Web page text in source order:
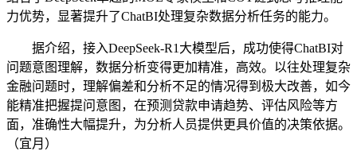
力优势，显著提升了ChatBI处理复杂数据分析任务的能力。
据介绍，接入DeepSeek-R1大模型后，成功使得ChatBI对
问题意图理解，数据分析变得更加精准，高效。以往处理复杂
金融问题时，理解偏差和分析不足的情况得到极大改善，如今
能精准把握提问意图，在预测贷款申请趋势、评估风险等方
面，准确性大幅提升，为分析人员提供更具价值的决策依据。
（宜月）